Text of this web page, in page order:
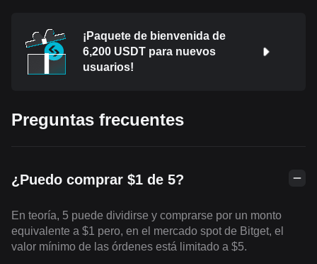
¡Paquete de bienvenida de
6,200 USDT para nuevos
usuarios!
Preguntas frecuentes
¿Puedo comprar $1 de 5?
En teoría, 5 puede dividirse y comprarse por un monto
equivalente a $1 pero, en el mercado spot de Bitget, el
valor mínimo de las órdenes está limitado a $5.